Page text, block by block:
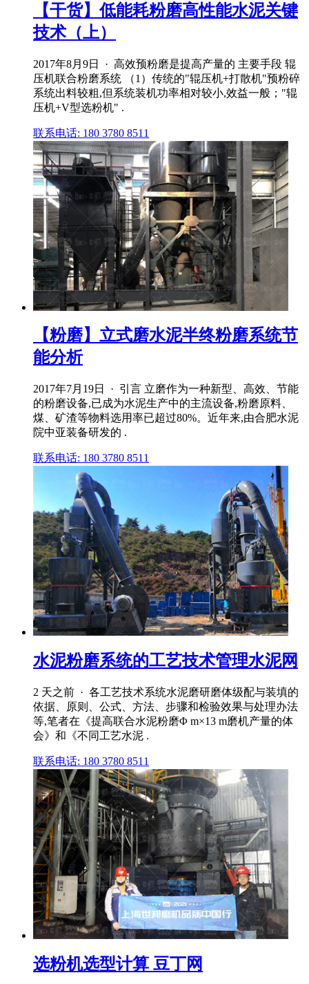
【干货】低能耗粉磨高性能水泥关键
技术（上）
2017年8月9日 · 高效预粉磨是提高产量的 主要手段 辊
压机联合粉磨系统 （1）传统的"辊压机+打散机"预粉碎
系统出料较粗,但系统装机功率相对较小,效益一般；"辊
压机+V型选粉机" .
联系电话: 180 3780 8511
【粉磨】立式磨水泥半终粉磨系统节
能分析
2017年7月19日 · 引言 立磨作为一种新型、高效、节能
的粉磨设备,已成为水泥生产中的主流设备,粉磨原料、
煤、矿渣等物料选用率已超过80%。近年来,由合肥水泥
院中亚装备研发的 .
联系电话: 180 3780 8511
水泥粉磨系统的工艺技术管理水泥网
2 天之前 · 各工艺技术系统水泥磨研磨体级配与装填的
依据、原则、公式、方法、步骤和检验效果与处理办法
等,笔者在《提高联合水泥粉磨Φ m×13 m磨机产量的体
会》和《不同工艺水泥 .
联系电话: 180 3780 8511
选粉机选型计算 豆丁网